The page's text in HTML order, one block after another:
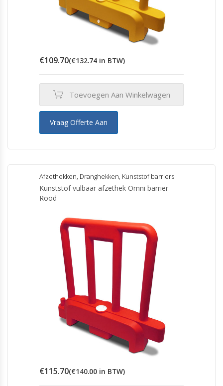
€109.70(€132.74 in BTW)
Toevoegen Aan Winkelwagen
Vraag Offerte Aan
Afzethekken, Dranghekken, Kunststof barriers
Kunststof vulbaar afzethek Omni barrier
Rood
€115.70(€140.00 in BTW)